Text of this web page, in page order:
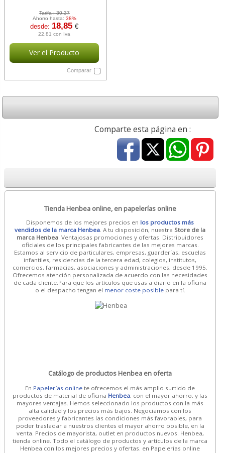
Tarifa :30,37
Ahorro hasta: 38%
desde: 18,85€
22,81 con Iva
Ver el Producto
Comparar
Comparte esta página en :
Tienda Henbea online, en papelerías online
Disponemos de los mejores precios en los productos más
vendidos de la marca Henbea. A tu disposición, nuestra Store de la
marca Henbea. Ventajosas promociones y ofertas. Distribuidores
oficiales de los principales fabricantes de las mejores marcas.
Estamos al servicio de particulares, empresas, guarderías, escuelas
infantiles, residencias de la tercera edad, colegios, institutos,
comercios, farmacias, asociaciones y administraciones, desde 1995.
Ofrecemos atención personalizada de acuerdo con las necesidades
de cada cliente.Para que los artículos que usas a diario en la oficina
o el despacho tengan el menor coste posiblepara tí.
Catálogo de productos Henbea en oferta
En Papelerías online te ofrecemos el más amplio surtido de
productos de material de oficina Henbea, con el mayor ahorro, y las
mayores ventajas. Hemos seleccionado los productos con la más
alta calidad y los precios más bajos. Negociamos con los
proveedores y fabricantes las condiciones más favorables, para
poder trasladar a nuestros clientes el mayor ahorro posible, en la
venta. Precios de mayorista, outlet en productos nuevos. Henbea,
tienda online. Todo el catálogo de productos y artículos de la marca
Henbea con los mejores precios y ofertas. en Papelerías online